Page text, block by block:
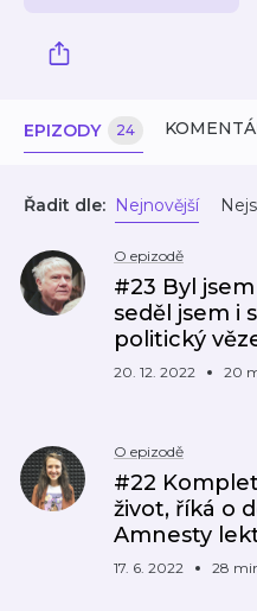
EPIZODY 24
Řadit dle: Nejnovější
O epizodě
#23 Byl
seděl jsem i
politický
20. 12. 2022 20
O epizodě
#22
život, říká o
Amnesty
17. 6. 2022 28